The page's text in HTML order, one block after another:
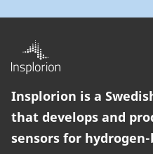
Insplorion is a
that develops and
sensors for